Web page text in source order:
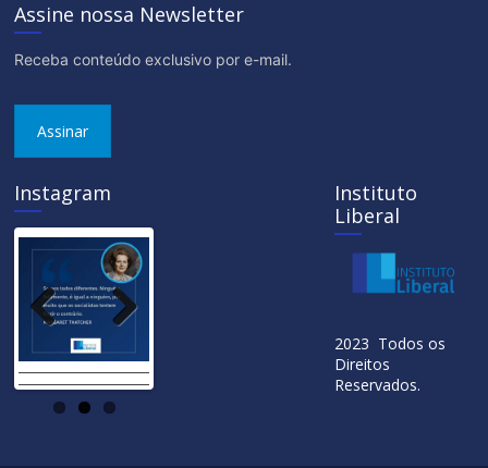
Assine nossa Newsletter
Receba conteúdo exclusivo por e-mail.
Assinar
Instagram
ous
Instituto
Liberal
2023 Todos os
Direitos
Reservados.